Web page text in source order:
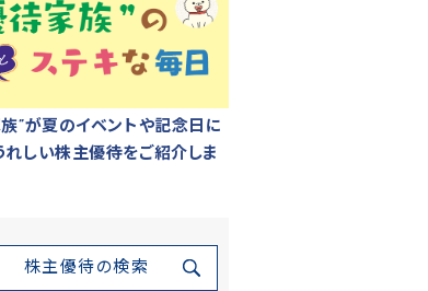
族”が夏のイベントや記念日に
れしい株主優待をご紹介しま
株主優待の検索